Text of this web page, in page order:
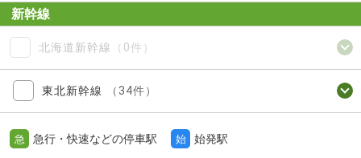
新幹線
北海道新幹線 （0件）
東北新幹線 （34件）
急 急行・快速などの停車駅 始 始発駅